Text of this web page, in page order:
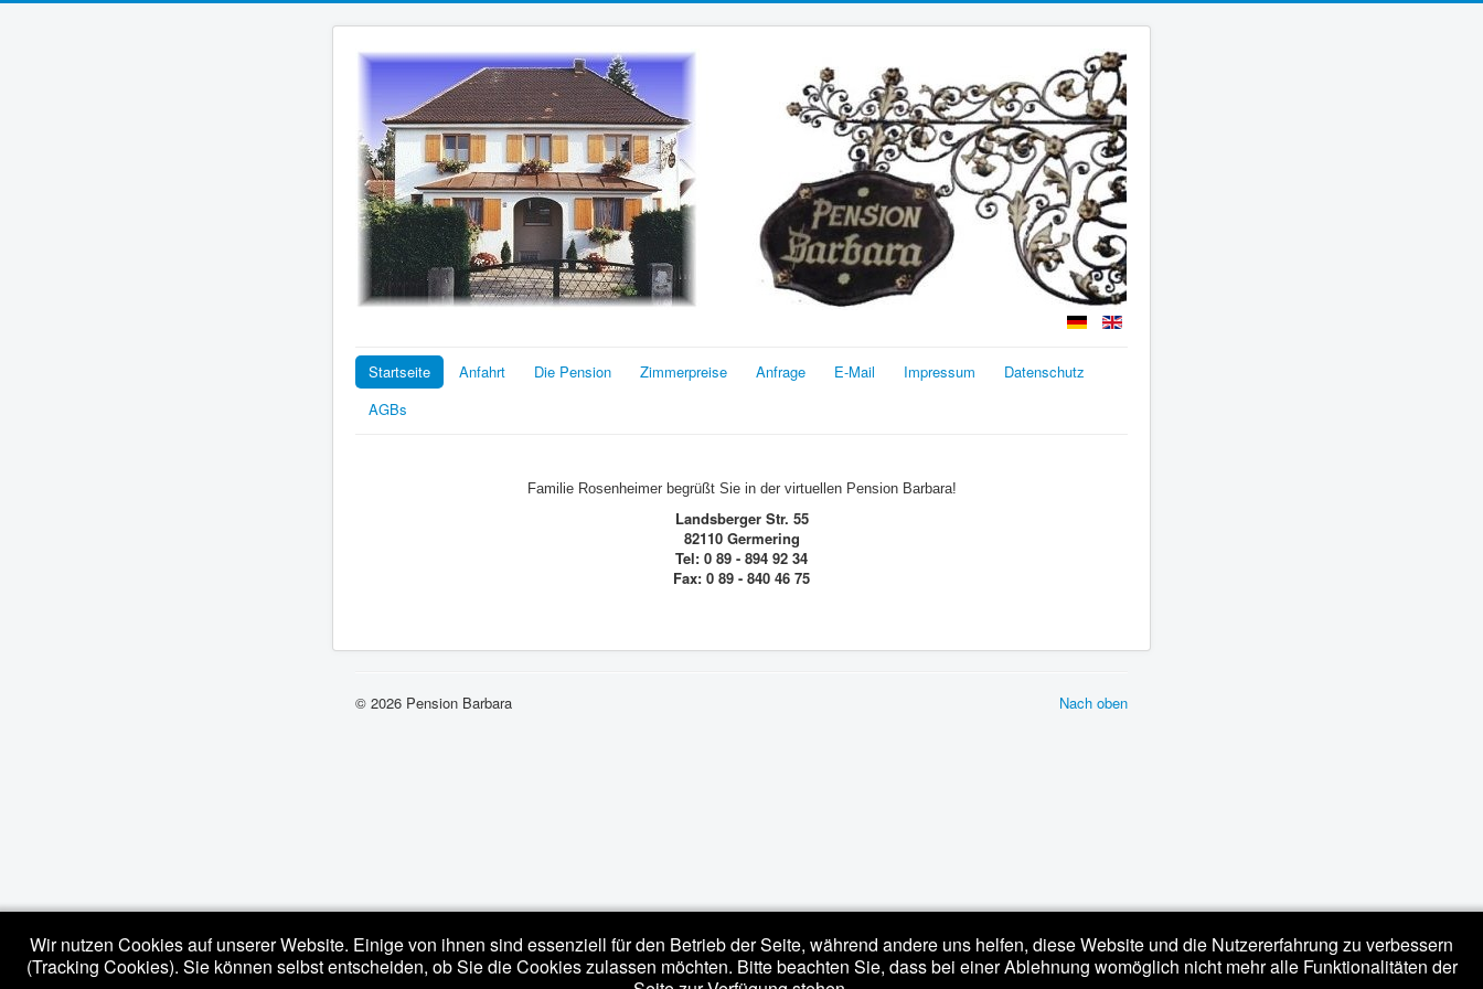
Startseite Anfahrt Die Pension Zimmerpreise Anfrage E-Mail Impressum
Datenschutz
AGBs
Familie Rosenheimer begrüßt Sie in der virtuellen Pension Barbara!
Landsberger Str. 55
82110 Germering
Tel: 0 89 - 894 92 34
Fax: 0 89 - 840 46 75
Nach oben
© 2026 Pension Barbara
Wir nutzen Cookies auf unserer Website. Einige von ihnen sind essenziell für den Betrieb der Seite, während andere uns helfen, diese Website und die Nutzererfahrung zu verbessern
(Tracking Cookies). Sie können selbst entscheiden, ob Sie die Cookies zulassen möchten. Bitte beachten Sie, dass bei einer Ablehnung womöglich nicht mehr alle Funktionalitäten der